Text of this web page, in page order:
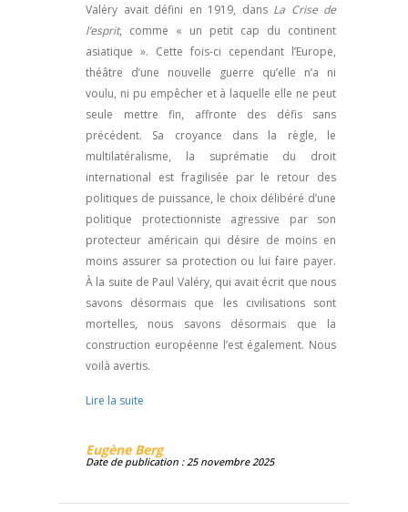
Valéry avait défini en 1919, dans La Crise de
l’esprit, comme « un petit cap du continent
asiatique ». Cette fois-ci cependant l’Europe,
théâtre d’une nouvelle guerre qu’elle n’a ni
voulu, ni pu empêcher et à laquelle elle ne peut
seule mettre fin, affronte des défis sans
précédent. Sa croyance dans la règle, le
multilatéralisme, la suprématie du droit
international est fragilisée par le retour des
politiques de puissance, le choix délibéré d’une
politique protectionniste agressive par son
protecteur américain qui désire de moins en
moins assurer sa protection ou lui faire payer.
À la suite de Paul Valéry, qui avait écrit que nous
savons désormais que les civilisations sont
mortelles, nous savons désormais que la
construction européenne l’est également. Nous
voilà avertis.
Lire la suite
Eugène Berg
Date de publication : 25 novembre 2025